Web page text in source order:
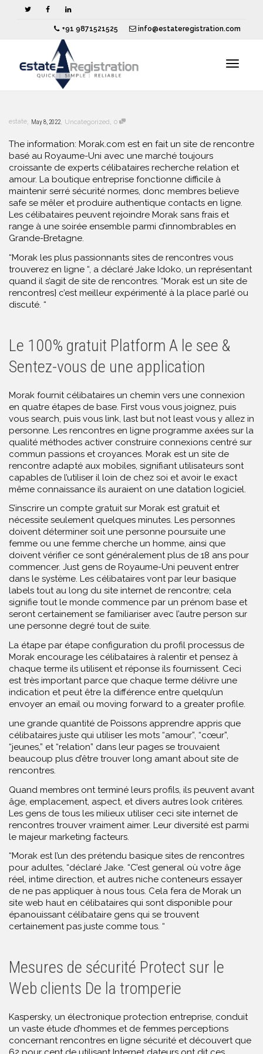
+91 9871521525 info@estateregistration.com
estate, May 8, 2022, Uncategorized, 0
The information: Morak.com est en fait un site de rencontre
basé au Royaume-Uni avec une marché toujours
croissante de experts célibataires recherche relation et
amour. La boutique entreprise fonctionne difficile à
maintenir serré sécurité normes, donc membres believe
safe se mêler et produire authentique contacts en ligne.
Les célibataires peuvent rejoindre Morak sans frais et
range à une soirée ensemble parmi d’innombrables en
Grande-Bretagne.
“Morak les plus passionnants sites de rencontres vous
trouverez en ligne “, a déclaré Jake Idoko, un représentant
quand il s’agit de site de rencontres. “Morak est un site de
rencontres} c’est meilleur expérimenté à la place parlé ou
discuté. “
Le 100% gratuit Platform A le see &
Sentez-vous de une application
Morak fournit célibataires un chemin vers une connexion
en quatre étapes de base. First vous vous joignez, puis
vous search, puis vous link, last but not least vous y allez in
personne. Les rencontres en ligne programme axées sur la
qualité méthodes activer construire connexions centré sur
commun passions et croyances. Morak est un site de
rencontre adapté aux mobiles, signifiant utilisateurs sont
capables de l’utiliser il loin de chez soi et avoir le exact
même connaissance ils auraient on une datation logiciel.
S’inscrire un compte gratuit sur Morak est gratuit et
nécessite seulement quelques minutes. Les personnes
doivent déterminer soit une personne poursuite une
femme ou une femme cherche un homme, ainsi que
doivent vérifier ce sont généralement plus de 18 ans pour
commencer. Just gens de Royaume-Uni peuvent entrer
dans le système. Les célibataires vont par leur basique
labels tout au long du site internet de rencontre; cela
signifie tout le monde commence par un prénom base et
seront certainement se familiariser avec l’autre person sur
une personne degré tout de suite.
La étape par étape configuration du profil processus de
Morak encourage les célibataires à ralentir et pensez à
chaque terme ils utilisent et réponse ils fournissent. Ceci
est très important parce que chaque terme délivre une
indication et peut être la différence entre quelqu’un
envoyer an email ou moving forward to a greater profile.
une grande quantité de Poissons apprendre appris que
célibataires juste qui utiliser les mots “amour”, “cœur”,
“jeunes,” et “relation” dans leur pages se trouvaient
beaucoup plus d’être trouver long amant about site de
rencontres.
Quand membres ont terminé leurs profils, ils peuvent avant
âge, emplacement, aspect, et divers autres look critères.
Les gens de tous les milieux utiliser ceci site internet de
rencontres trouver vraiment aimer. Leur diversité est parmi
le majeur marketing facteurs.
“Morak est l’un des prétendu basique sites de rencontres
pour adultes, “déclaré Jake. “C’est general où votre âge
réel, intime direction, et autres niche conteneurs essayer
de ne pas appliquer à nous tous. Cela fera de Morak un
site web haut en célibataires qui sont disponible pour
épanouissant célibataire gens qui se trouvent
certainement pas juste comme tous. “
Mesures de sécurité Protect sur le
Web clients De la tromperie
Kaspersky, un électronique protection entreprise, conduit
un vaste étude d’hommes et de femmes perceptions
concernant rencontres en ligne sécurité et découvert que